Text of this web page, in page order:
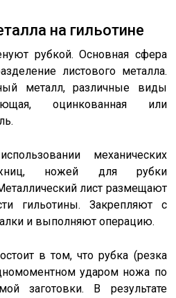
на гильотине
рубкой. Основная сфера
листового металла.
металл, различные виды
оцинкованная или
механических
ножей для рубки
лист размещают
гильотины. Закрепляют с
и выполняют операцию.
в том, что рубка (резка
ударом ножа по
заготовки. В результате